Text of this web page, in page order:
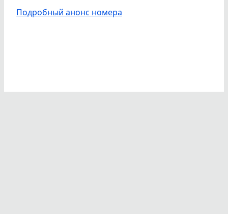
Подробный анонс номера